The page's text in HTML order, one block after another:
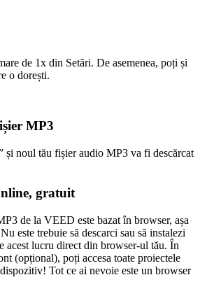
de 1x din Setări. De asemenea, poți și
o dorești.
MP3
și noul tău fișier audio MP3 va fi descărcat
gratuit
de la VEED este bazat în browser, așa
este trebuie să descarci sau să instalezi
acest lucru direct din browser-ul tău. În
(opțional), poți accesa toate proiectele
Tot ce ai nevoie este un browser